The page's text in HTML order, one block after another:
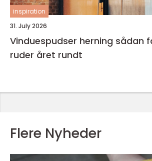
inspiration
31. July 2026
Vinduespudser herning sådan får du klare
ruder året rundt
Flere Nyheder